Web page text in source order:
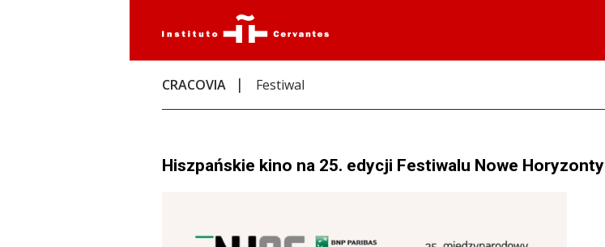
CRACOVIA Festiwal
Hiszpańskie kino na 25. edycji Festiwalu Nowe Horyzonty